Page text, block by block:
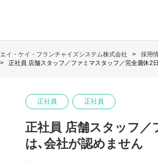
エイ・ケイ・フランチャイズシステム株式会社 採用
正社員 店舗スタッフ／ファミマスタッフ／完全週休2
正社員 正社員
正社員 店舗スタッフ
は､会社が認めません